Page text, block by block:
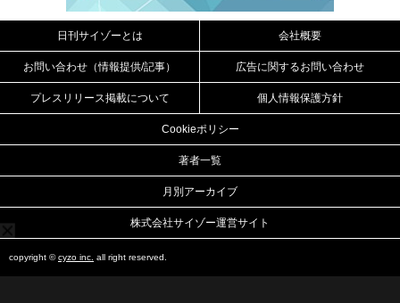
日刊サイゾーとは 会社概要
お問い合わせ（情報提供/記事） 広告に関するお問い合わせ
プレスリリース掲載について 個人情報保護方針
Cookieポリシー
著者一覧
月別アーカイブ
株式会社サイゾー運営サイト
copyright ©cyzo inc. all right reserved.